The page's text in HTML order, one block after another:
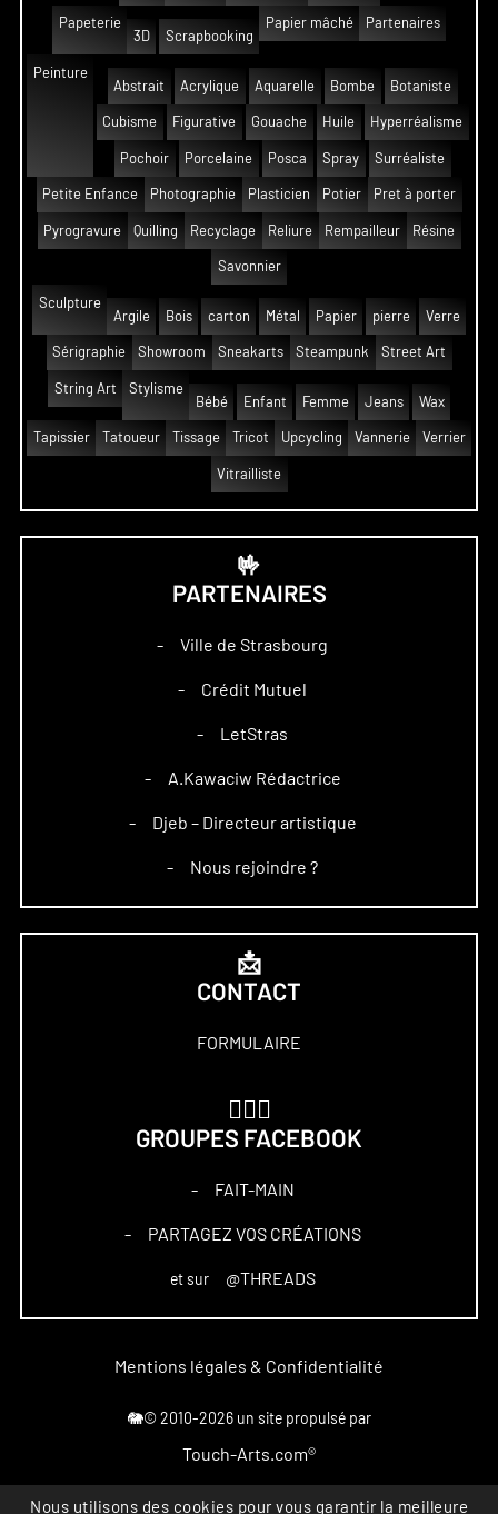
Papeterie
3D
Scrapbooking
Papier mâché Partenaires
Peinture
Abstrait
Acrylique Aquarelle Bombe Botaniste
Cubisme Figurative Gouache Huile Hyperréalisme
Pochoir Porcelaine Posca Spray Surréaliste
Petite Enfance Photographie Plasticien Potier Pret à porter
Pyrogravure Quilling Recyclage Reliure Rempailleur Résine
Savonnier
Sculpture
Argile
Bois carton Métal Papier pierre Verre
Sérigraphie Showroom Sneakarts Steampunk Street Art
String Art
Stylisme
Bébé
Enfant Femme Jeans Wax
Tapissier Tatoueur Tissage Tricot Upcycling Vannerie Verrier
Vitrailliste
🤟
PARTENAIRES
– Ville de Strasbourg
– Crédit Mutuel
– LetStras
– A.Kawaciw Rédactrice
– Djeb – Directeur artistique
– Nous rejoindre ?
📩
CONTACT
FORMULAIRE
GROUPES FACEBOOK
– FAIT-MAIN
– PARTAGEZ VOS CRÉATIONS
et sur @THREADS
Mentions légales & Confidentialité
🐘© 2010-2026 un site propulsé par
Touch-Arts.com®
Marque déposée
Nous utilisons des cookies pour vous garantir la meilleure